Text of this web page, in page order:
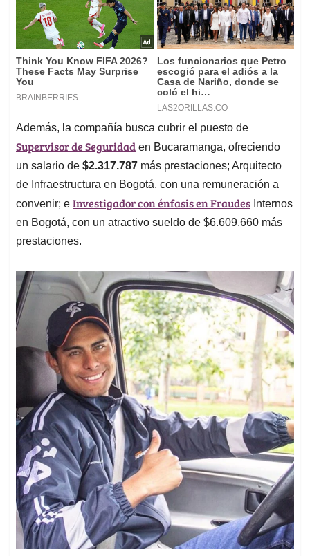
Además, la compañía busca cubrir el puesto de
Supervisor de Seguridad en Bucaramanga, ofreciendo
un salario de $2.317.787 más prestaciones; Arquitecto
de Infraestructura en Bogotá, con una remuneración a
convenir; e Investigador con énfasis en Fraudes Internos
en Bogotá, con un atractivo sueldo de $6.609.660 más
prestaciones.